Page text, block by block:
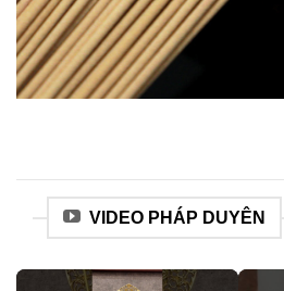
VIDEO PHÁP DUYÊN